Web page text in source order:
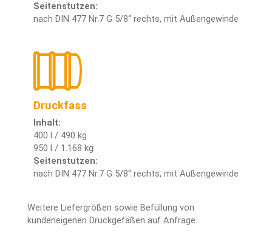
Seitenstutzen:
nach DIN 477 Nr.7 G 5/8“ rechts, mit Außengewinde
Druckfass
Inhalt:
400 l / 490 kg
950 l / 1.168 kg
Seitenstutzen:
nach DIN 477 Nr.7 G 5/8“ rechts, mit Außengewinde
Weitere Liefergrößen sowie Befüllung von
kundeneigenen Druckgefäßen auf Anfrage.